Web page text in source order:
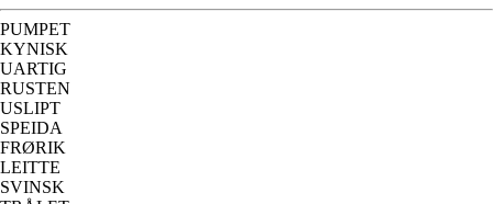
PUMPET
KYNISK
UARTIG
RUSTEN
USLIPT
SPEIDA
FRØRIK
LEITTE
SVINSK